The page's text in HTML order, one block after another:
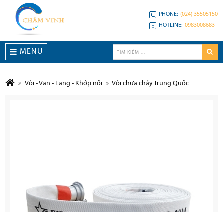
PHONE: (024) 35505150
HOTLINE: 0983008683
MENU
Vòi - Van - Lăng - Khớp nối Vòi chữa cháy Trung Quốc